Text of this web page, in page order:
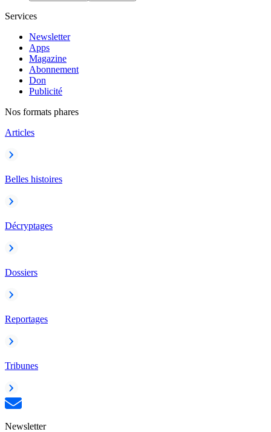
Services
Newsletter
Apps
Magazine
Abonnement
Don
Publicité
Nos formats phares
Articles
Belles histoires
Décryptages
Dossiers
Reportages
Tribunes
Newsletter